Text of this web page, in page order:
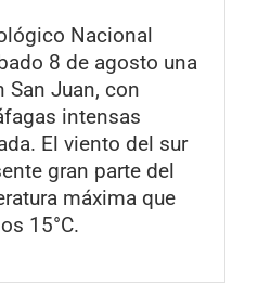
Nacional
8 de agosto una
San Juan, con
intensas
El viento del sur
gran parte del
máxima que
15°C.